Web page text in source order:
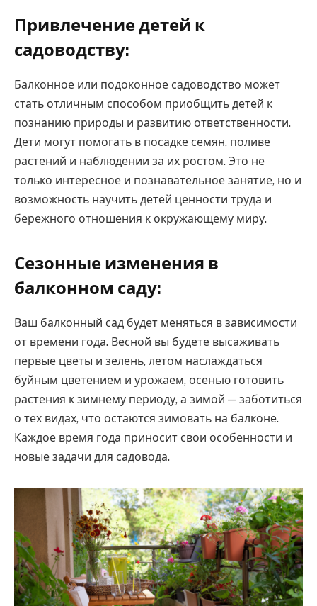
Привлечение детей к
садоводству:
Балконное или подоконное садоводство может
стать отличным способом приобщить детей к
познанию природы и развитию ответственности.
Дети могут помогать в посадке семян, поливе
растений и наблюдении за их ростом. Это не
только интересное и познавательное занятие, но и
возможность научить детей ценности труда и
бережного отношения к окружающему миру.
Сезонные изменения в
балконном саду:
Ваш балконный сад будет меняться в зависимости
от времени года. Весной вы будете высаживать
первые цветы и зелень, летом наслаждаться
буйным цветением и урожаем, осенью готовить
растения к зимнему периоду, а зимой — заботиться
о тех видах, что остаются зимовать на балконе.
Каждое время года приносит свои особенности и
новые задачи для садовода.